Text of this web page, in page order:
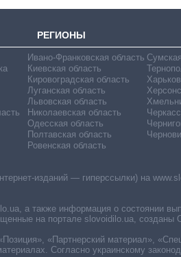
РЕГИОНЫ
Ивано-Франковская область
Киевская область
Кировоградская область
Луганская область
Львовская область
Николаевская область
Одесская область
Полтавская область
Ровенская область
изданий — гиперссылки) на
а также информация о состоянии
на портале slovoidilo.ua, созданы
«Партнерский материал»,
Согласно украинскому